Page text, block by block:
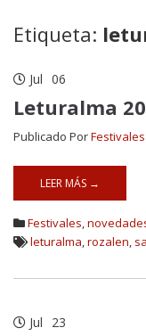
Etiqueta:
Jul 06
Leturalma
Publicado PorFestivales
LEER MÁS →
Festivales,
leturalma,rozalen,
Jul 23